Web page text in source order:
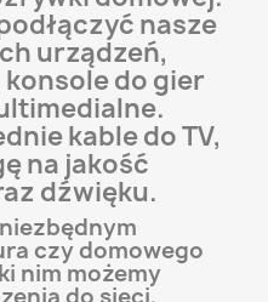
nasze
urządzeń,
do gier
kable do TV,
na jakość
dźwięku.
czy domowego
nim możemy